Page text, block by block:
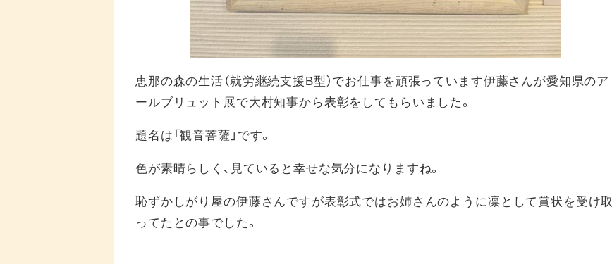
恵那の森の生活（就労継続支援B型）でお仕事を頑張っています伊藤さんが愛知県のア
ールブリュット展で大村知事から表彰をしてもらいました。
題名は「観音菩薩」です。
色が素晴らしく、見ていると幸せな気分になりますね。
恥ずかしがり屋の伊藤さんですが表彰式ではお姉さんのように凛として賞状を受け取
ってたとの事でした。